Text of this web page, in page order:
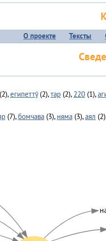
О проекте Тексты
египеттӯ(2),тар(2), 220(1),
(7),бомчава(3), няма(3),аял